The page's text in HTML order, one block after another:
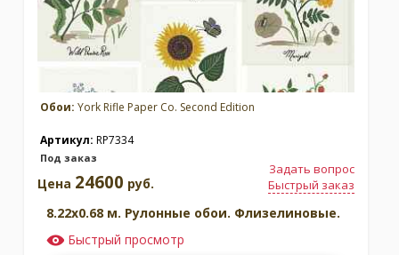
Заказать обратный звонок
Обои: York Rifle Paper Co. Second Edition
Артикул: RP7334
Под заказ
Задать вопрос
Быстрый заказ
Цена 24600 руб.
8.22x0.68 м. Рулонные обои. Флизелиновые.
Быстрый просмотр